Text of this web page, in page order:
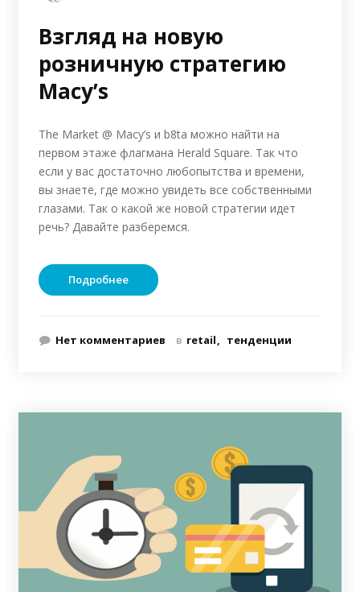
Взгляд на новую
розничную стратегию
Macy’s
The Market @ Macy’s и b8ta можно найти на
первом этаже флагмана Herald Square. Так что
если у вас достаточно любопытства и времени,
вы знаете, где можно увидеть все собственными
глазами. Так о какой же новой стратегии идет
речь? Давайте разберемся.
Подробнее
Нет комментариев в retail тенденции